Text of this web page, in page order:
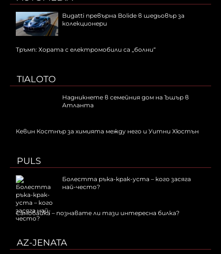
Bugatti превърна Bolide в шедьовър за
колекционери
Тръмп: Хората с електромобили са „болни“
TIALOTO
Надникнете в семейния дом на Ъшър в
Атланта
Кевин Костнър за химията между него и Уитни Хюстън
PULS
Болестта ръка-крак-уста – кого засяга
най-често?
Самобайка – познавате ли тази интересна билка?
AZ-JENATA